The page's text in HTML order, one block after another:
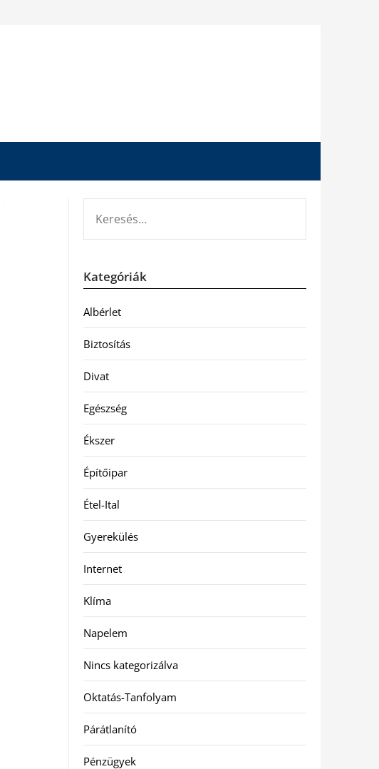
Kategóriák
Albérlet
Biztosítás
Divat
Egészség
Ékszer
Építőipar
Étel-Ital
Gyerekülés
Internet
Klíma
Napelem
Nincs kategorizálva
Oktatás-Tanfolyam
Párátlanító
Pénzügyek